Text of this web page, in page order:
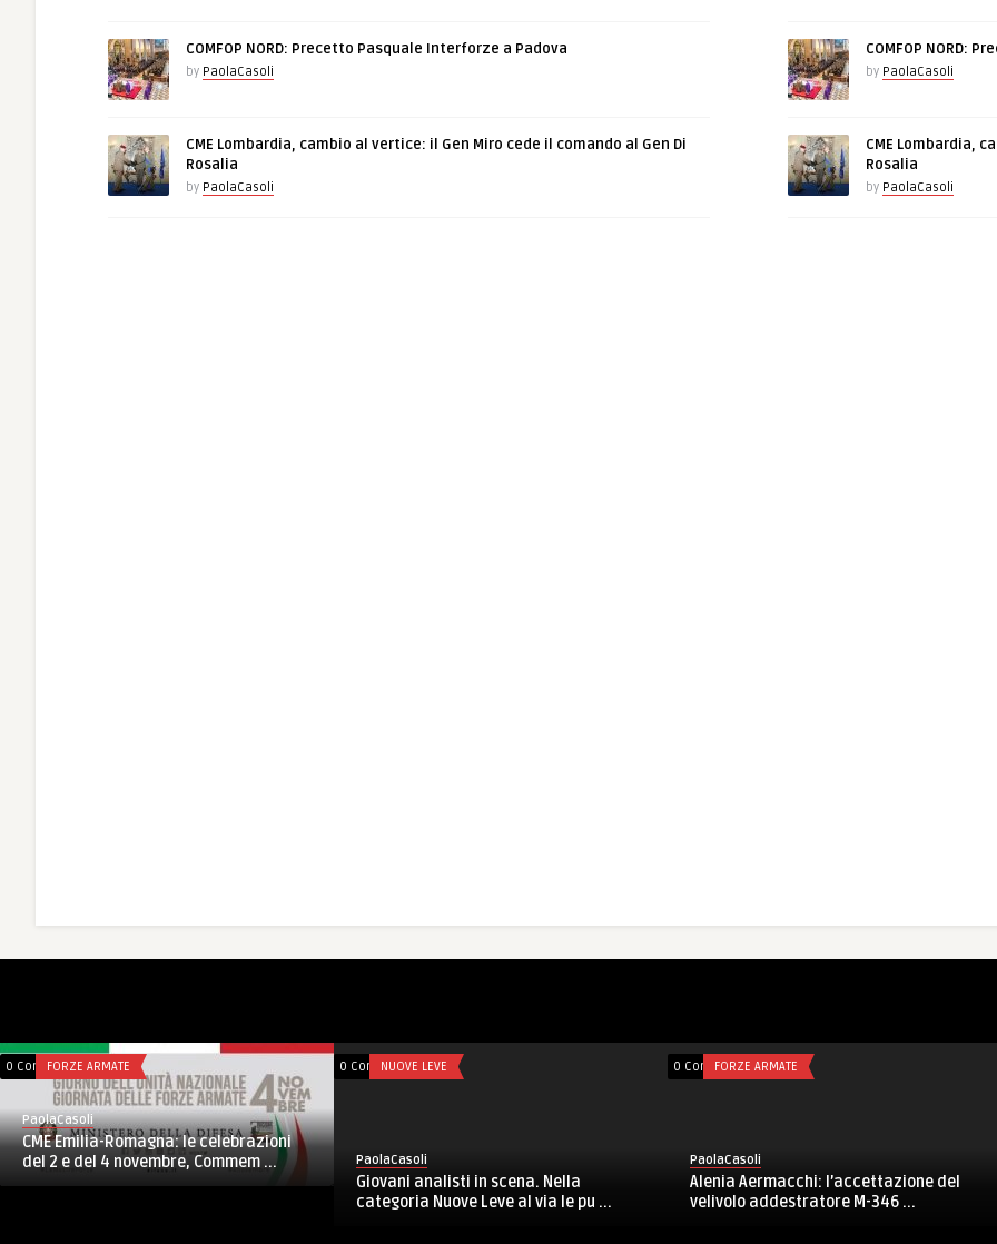
COMFOP NORD: Precetto Pasquale Interforze a Padova
by PaolaCasoli
CME Lombardia, cambio al vertice: il Gen Miro cede il comando al Gen Di
Rosalia
by PaolaCasoli
COMFOP NORD:
by PaolaCasoli
CME Lombardia,
Rosalia
by PaolaCasoli
0 CommentsFORZE ARMATE
PaolaCasoli
UNIFIL, Libano: incontro tra il
sottosegretario generale delle ope ...
0 CommentsFORZE ARMATE
Sector West (SW), UNIFIL: oltre 60 donne
al Women Open Days organi ...
0 CommentsAFGHANISTAN
Europa: Castelli guarda oltre
D’Alema